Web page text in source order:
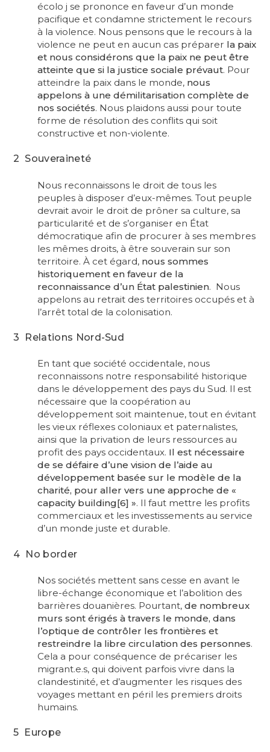
écolo j se prononce en faveur d’un monde
pacifique et condamne strictement le recours
à la violence. Nous pensons que le recours à la
violence ne peut en aucun cas préparer la paix
et nous considérons que la paix ne peut être
atteinte que si la justice sociale prévaut. Pour
atteindre la paix dans le monde, nous
appelons à une démilitarisation complète de
nos sociétés. Nous plaidons aussi pour toute
forme de résolution des conflits qui soit
constructive et non-violente.
2 Souveraineté
Nous reconnaissons le droit de tous les
peuples à disposer d’eux-mêmes. Tout peuple
devrait avoir le droit de prôner sa culture, sa
particularité et de s’organiser en État
démocratique afin de procurer à ses membres
les mêmes droits, à être souverain sur son
territoire. À cet égard, nous sommes
historiquement en faveur de la
reconnaissance d’un État palestinien. Nous
appelons au retrait des territoires occupés et à
l’arrêt total de la colonisation.
3 Relations Nord-Sud
En tant que société occidentale, nous
reconnaissons notre responsabilité historique
dans le développement des pays du Sud. Il est
nécessaire que la coopération au
développement soit maintenue, tout en évitant
les vieux réflexes coloniaux et paternalistes,
ainsi que la privation de leurs ressources au
profit des pays occidentaux. Il est nécessaire
de se défaire d’une vision de l’aide au
développement basée sur le modèle de la
charité, pour aller vers une approche de «
capacity building[6] ». Il faut mettre les profits
commerciaux et les investissements au service
d’un monde juste et durable.
4 No border
Nos sociétés mettent sans cesse en avant le
libre-échange économique et l’abolition des
barrières douanières. Pourtant,de nombreux
murs sont érigés à travers le monde, dans
l’optique de contrôler les frontières et
restreindre la libre circulation des personnes.
Cela a pour conséquence de précariser les
migrant.e.s, qui doivent parfois vivre dans la
clandestinité, et d’augmenter les risques des
voyages mettant en péril les premiers droits
humains.
5 Europe